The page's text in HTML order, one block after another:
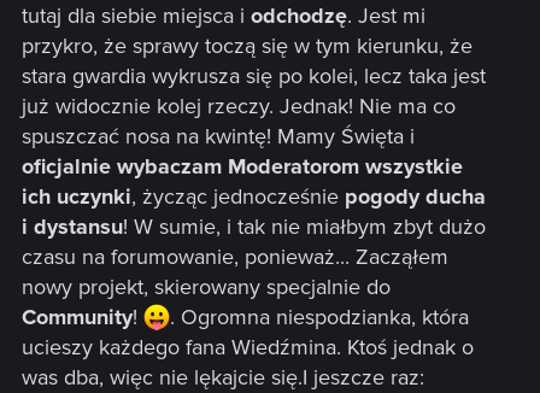
tutaj dla siebie miejsca i odchodzę. Jest mi
przykro, że sprawy toczą się w tym kierunku, że
stara gwardia wykrusza się po kolei, lecz taka jest
już widocznie kolej rzeczy. Jednak! Nie ma co
spuszczać nosa na kwintę! Mamy Święta i
oficjalnie wybaczam Moderatorom wszystkie
ich uczynki, życząc jednocześnie pogody ducha
i dystansu! W sumie, i tak nie miałbym zbyt dużo
czasu na forumowanie, ponieważ... Zacząłem
nowy projekt, skierowany specjalnie do
Community!
. Ogromna niespodzianka, która
ucieszy każdego fana Wiedźmina. Ktoś jednak o
was dba, więc nie lękajcie się.I jeszcze raz: